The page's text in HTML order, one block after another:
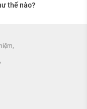
thế nào?